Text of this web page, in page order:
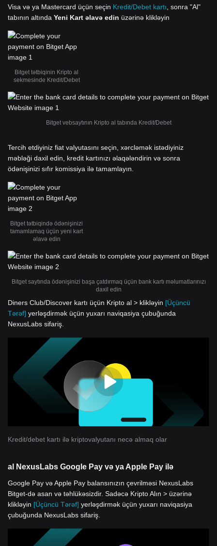
Visa və ya Mastercard üçün seçin Kredit/Debet kartı , sonra "Al"
tabının altında Yeni Kart əlavə edin üzərinə klikləyin
Bitget tətbiqinin Kripto al
sekmesinde Kredit/Debet
Bitget vebsaytının Kripto al tabında Kredit/Debet
Tercih etdiyiniz fiat valyutasını seçin, xərcləmək istədiyiniz
məbləği daxil edin, kredit kartınızı əlaqələndirin və sonra
ödənişinizi sıfır komissiya ilə tamamlayın.
Bitget tətbiqində ödənişinizi
tamamlamaq üçün yeni kart
əlavə edin
Bitget saytında ödənişinizi başa çatdırmaq üçün bank kartı məlumatlarınızı
daxil edin
Diners Club/Discover kartı üçün Kripto al > klikləyin [Üçüncü
Tərəf] yerləşdirmək üçün yuxarı naviqasiya çubuğunda
NexusLabs sifariş.
Kredit/debet kartı ilə kriptovalyutanı necə almaq olar
al NexusLabs Google Pay və ya Apple Pay ilə
Google Pay və Apple Pay balansınızın çevrilməsi NexusLabs
Bitget-də asan və təhlükəsizdir. Sadəcə Kripto Alın > üzərinə
klikləyin [Üçüncü Tərəf] yerləşdirmək üçün yuxarı naviqasiya
çubuğunda NexusLabs sifariş.